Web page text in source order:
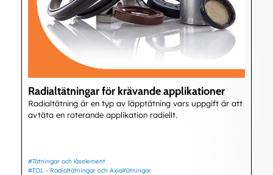
Radialtätningar för krävande applikationer
Radialtätning är en typ av läpptätning vars uppgift är att
avtäta en roterande applikation radiellt.
#Tätningar och låselement
#TOL - Radialtätningar och Axialtätningar